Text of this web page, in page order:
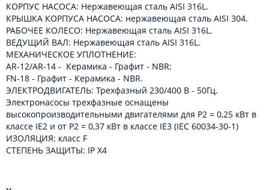
КОРПУС НАСОСА: Нержавеющая сталь AISI 316L.
КРЫШКА КОРПУСА НАСОСА: нержавеющая сталь AISI 304.
РАБОЧЕЕ КОЛЕСО: Нержавеющая сталь AISI 316L.
ВЕДУЩИЙ ВАЛ: Нержавеющая сталь AISI 316L.
МЕХАНИЧЕСКОЕ УПЛОТНЕНИЕ:
AR-12/AR-14 - Керамика - Графит - NBR;
FN-18 - Графит - Керамика - NBR.
ЭЛЕКТРОДВИГАТЕЛЬ: Трехфазный 230/400 В - 50Гц.
Электронасосы трехфазные оснащены
высокопроизводительными двигателями для P2 = 0,25 кВт в
классе IE2 и от P2 = 0,37 кВт в классе IE3 (IEC 60034-30-1)
ИЗОЛЯЦИЯ: класс F
СТЕПЕНЬ ЗАЩИТЫ: IP X4